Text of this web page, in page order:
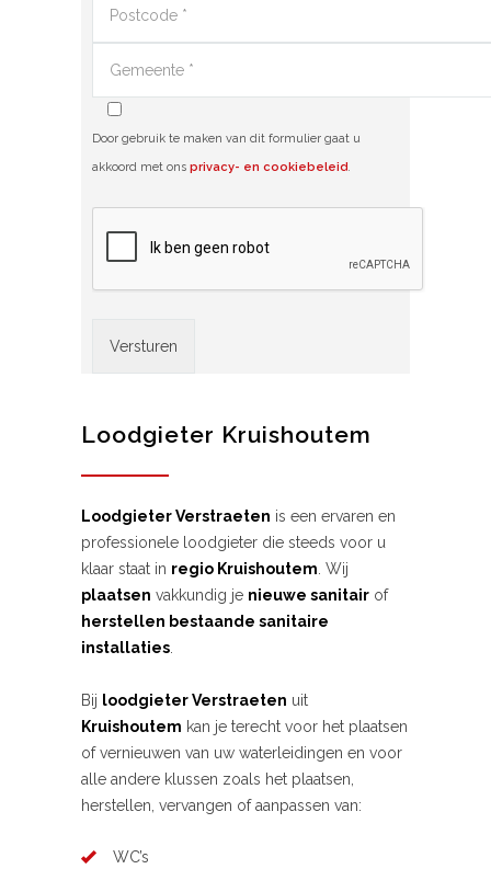
Door gebruik te maken van dit formulier gaat u
akkoord met ons privacy- en cookiebeleid.
Loodgieter Kruishoutem
Loodgieter Verstraeten is een ervaren en
professionele loodgieter die steeds voor u
klaar staat in regio Kruishoutem . Wij
plaatsen vakkundig je nieuwe sanitair of
herstellen bestaande sanitaire
installaties
Bij loodgieter Verstraeten uit
Kruishoutem kan je terecht voor het plaatsen
of vernieuwen van uw waterleidingen en voor
alle andere klussen zoals het plaatsen,
herstellen, vervangen of aanpassen van:
WC’s